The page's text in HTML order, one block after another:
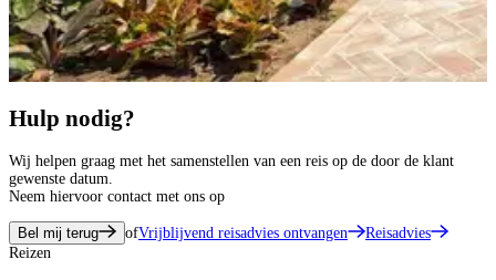
Hulp nodig?
Wij helpen graag met het samenstellen van een reis op de door de klant
gewenste datum.
Neem hiervoor contact met ons op
Bel mij terug ofVrijblijvend reisadvies ontvangen
Reisadvies
Reizen